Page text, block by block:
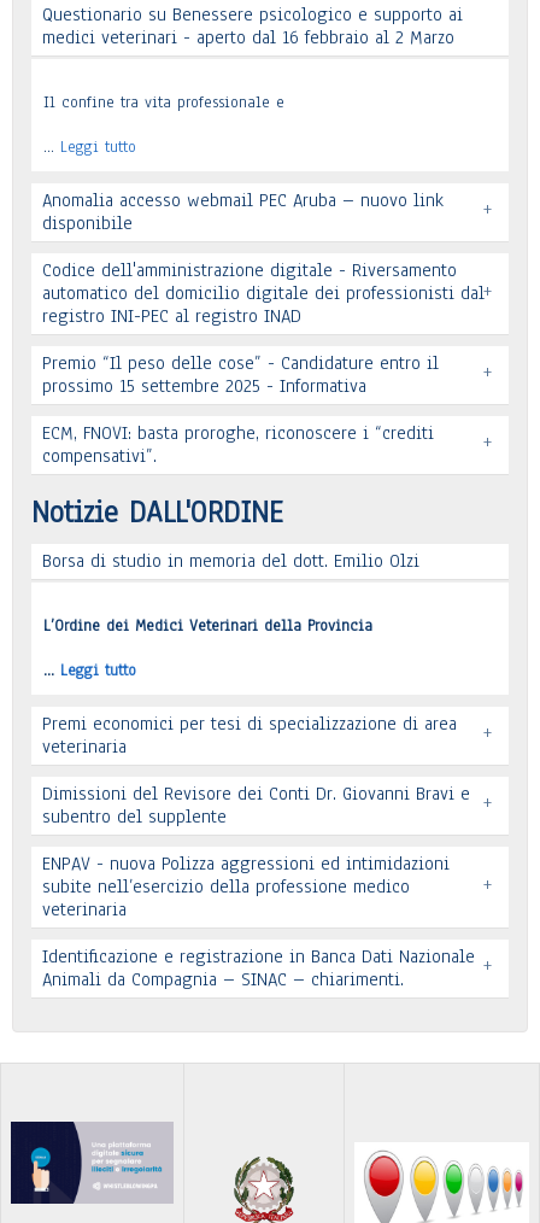
Questionario su Benessere psicologico e supporto ai
medici veterinari - aperto dal 16 febbraio al 2 Marzo
Il confine tra vita professionale e
… Leggi tutto
Anomalia accesso webmail PEC Aruba – nuovo link
disponibile
+
Leggi tutto
Codice dell'amministrazione digitale - Riversamento
automatico del domicilio digitale dei professionisti dal
registro INI-PEC al registro INAD
+
Leggi tutto
Premio “Il peso delle cose” - Candidature entro il
prossimo 15 settembre 2025 - Informativa
+
Premio “Il peso delle cose” - Candidature
… Leggi tutto
ECM, FNOVI: basta proroghe, riconoscere i “crediti
compensativi”.
+
Leggi tutto
Notizie DALL'ORDINE
Borsa di studio in memoria del dott. Emilio Olzi
L’Ordine dei Medici Veterinari della Provincia
… Leggi tutto
Premi economici per tesi di specializzazione di area
veterinaria
+
Leggi tutto
Dimissioni del Revisore dei Conti Dr. Giovanni Bravi e
subentro del supplente
+
Leggi tutto
ENPAV - nuova Polizza aggressioni ed intimidazioni
subite nell’esercizio della professione medico
veterinaria
+
In allegato si pubblica lettera pervenuta
Identificazione e registrazione in Banca Dati Nazionale
Animali da Compagnia – SINAC – chiarimenti.
+